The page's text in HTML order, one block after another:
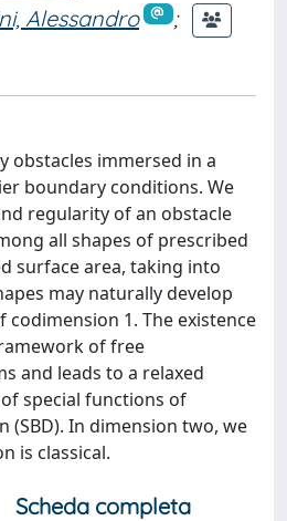
Alessandro
;
obstacles immersed in a
boundary conditions. We
regularity of an obstacle
all shapes of prescribed
surface area, taking into
may naturally develop
1. The existence
of free
and leads to a relaxed
special functions of
(SBD). In dimension two, we
is classical.
Scheda completa